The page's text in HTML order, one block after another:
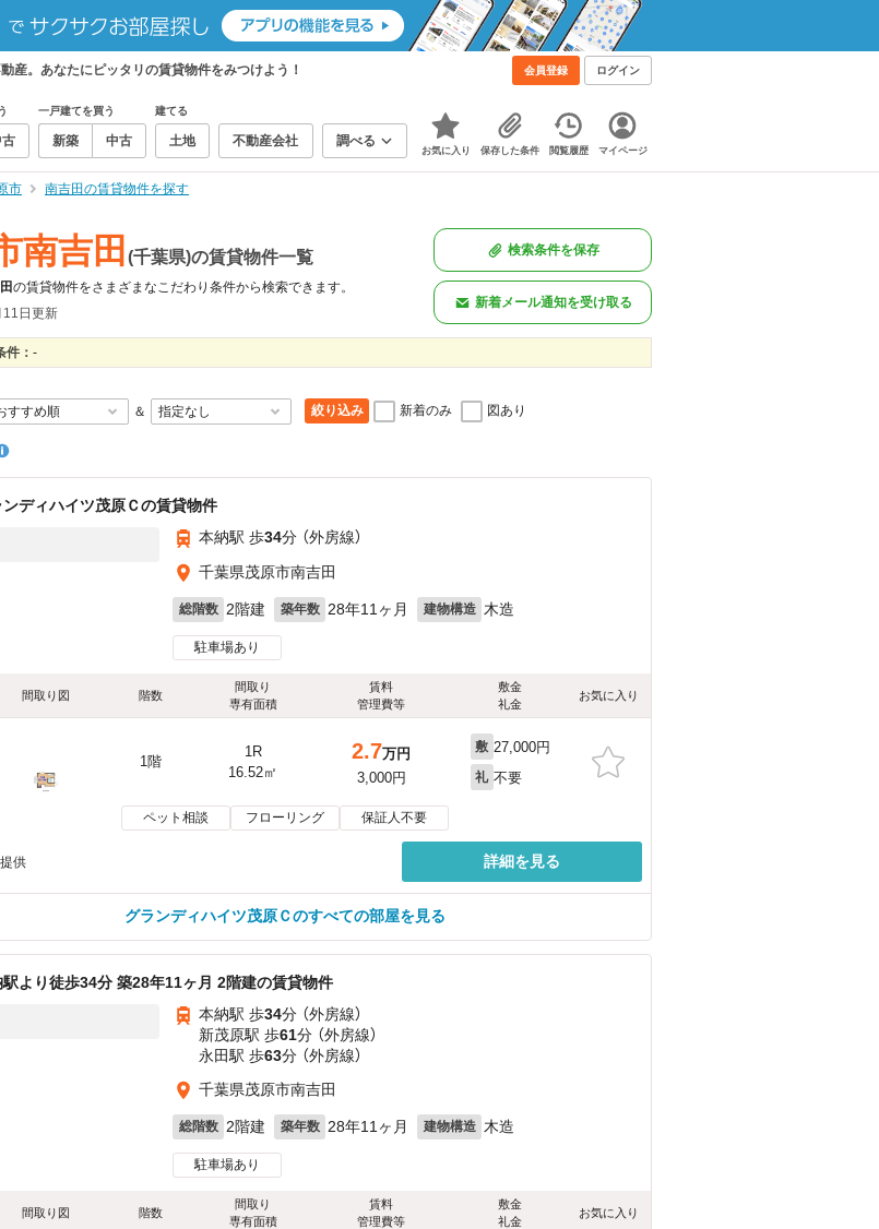
産。あなたにピッタリの賃貸物件をみつけよう！ 会員登録 ログイン
一戸建てを買う
新築 中古
建てる
土地 不動産会社 調べる
お気に入り 保存した条件 閲覧履歴 マイページ
市 南吉田の賃貸物件を探す
南吉田 (千葉県)の賃貸物件一覧
の賃貸物件をさまざまなこだわり条件から検索できます。
日更新
検索条件を保存
新着メール通知を受け取る
件： -
＆ 絞り込み 新着のみ 図あり
ンディハイツ茂原Ｃの賃貸物件
本納駅 歩34分 （外房線）
千葉県茂原市南吉田
総階数 2階建 築年数 28年11ヶ月 建物構造 木造
駐車場あり
間取り図 階数
間取り
専有面積
賃料
管理費等
敷金
礼金
お気に入り
1階
1R
16.52㎡
2.7万円
3,000円
敷 27,000円
礼 不要
ペット相談 フローリング 保証人不要
提供 詳細を見る
グランディハイツ茂原Ｃのすべての部屋を見る
駅より徒歩34分 築28年11ヶ月 2階建の賃貸物件
本納駅 歩34分 （外房線）
新茂原駅 歩61分 （外房線）
永田駅 歩63分 （外房線）
千葉県茂原市南吉田
総階数 2階建 築年数 28年11ヶ月 建物構造 木造
駐車場あり
間取り図 階数
間取り
専有面積
賃料
管理費等
敷金
礼金
お気に入り